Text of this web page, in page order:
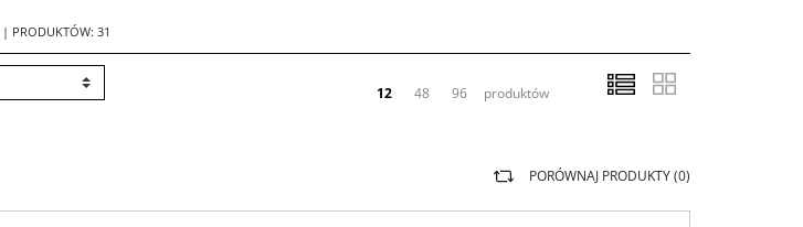
| PRODUKTÓW: 31
12 48 96 produktów
PORÓWNAJ PRODUKTY (0)